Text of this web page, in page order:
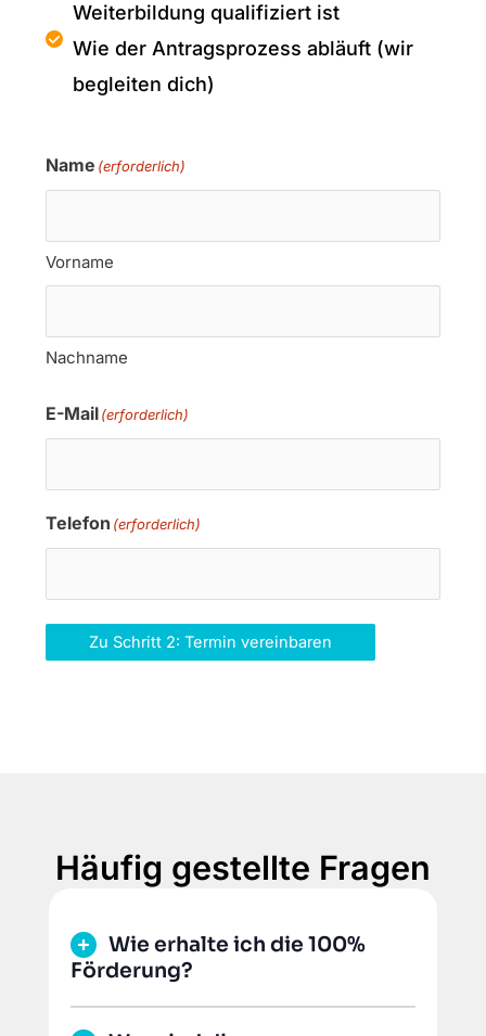
Weiterbildung qualifiziert ist
Wie der Antragsprozess abläuft (wir
begleiten dich)
Name (erforderlich)
Vorname
Nachname
E-Mail(erforderlich)
Telefon (erforderlich)
Zu Schritt 2: Termin vereinbaren
Häufig gestellte Fragen
Wie erhalte ich die 100%
Förderung?